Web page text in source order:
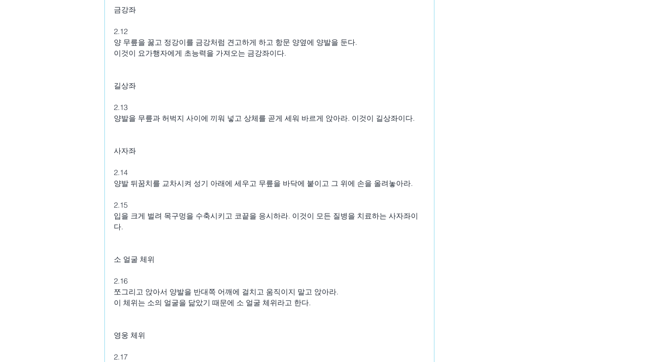
금강좌
2.12
양 무릎을 꿇고 정강이를 금강처럼 견고하게 하고 항문 양옆에 양발을 둔다.
이것이 요가행자에게 초능력을 가져오는 금강좌이다.
길상좌
2.13
양발을 무릎과 허벅지 사이에 끼워 넣고 상체를 곧게 세워 바르게 앉아라. 이것이 길상좌이다.
사자좌
2.14
양발 뒤꿈치를 교차시켜 성기 아래에 세우고 무릎을 바닥에 붙이고 그 위에 손을 올려놓아라.
2.15
입을 크게 벌려 목구멍을 수축시키고 코끝을 응시하라. 이것이 모든 질병을 치료하는 사자좌이
다.
소 얼굴 체위
2.16
쪼그리고 앉아서 양발을 반대쪽 어깨에 걸치고 움직이지 말고 앉아라.
이 체위는 소의 얼굴을 닮았기 때문에 소 얼굴 체위라고 한다.
영웅 체위
2.17